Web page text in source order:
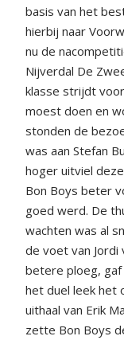
basis van het
hierbij naar
nu de
Nijverdal De
klasse strijdt
moest doen en
stonden de
was aan Stefan
hoger uitviel
Bon Boys beter
goed werd. De
wachten was al
de voet van Jordi
betere ploeg, gaf
het duel leek het
uithaal van Erik
zette Bon Boys